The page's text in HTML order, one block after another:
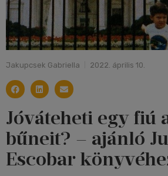
Jakupcsek Gabriella 2022. április 10.
Jóváteheti egy fiú
bűneit? – ajánló
Escobar